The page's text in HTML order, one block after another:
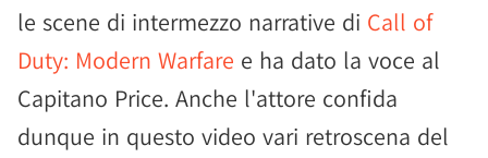
le scene di intermezzo narrative di Call of
Duty: Modern Warfare e ha dato la voce al
Capitano Price. Anche l'attore confida
dunque in questo video vari retroscena del